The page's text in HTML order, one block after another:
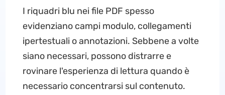
I riquadri blu nei file PDF spesso
evidenziano campi modulo, collegamenti
ipertestuali o annotazioni. Sebbene a volte
siano necessari, possono distrarre e
rovinare l'esperienza di lettura quando è
necessario concentrarsi sul contenuto.